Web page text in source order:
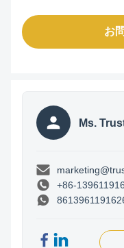
お
Ms.
+86-